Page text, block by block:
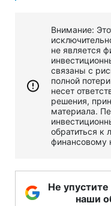
Внимание:
не является
связаны с
полной
несет
решения,
материала.
обратиться к
финансовому
Не
наши